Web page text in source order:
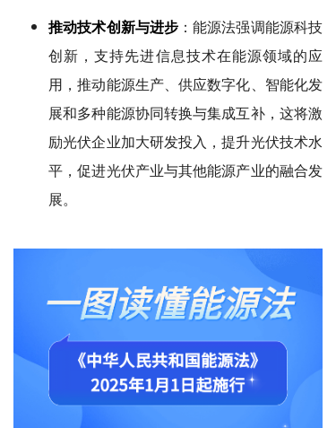
推动技术创新与进步 ：能源法强调能源科技
创新，支持先进信息技术在能源领域的应
用，推动能源生产、供应数字化、智能化发
展和多种能源协同转换与集成互补，这将激
励光伏企业加大研发投入，提升光伏技术水
平，促进光伏产业与其他能源产业的融合发
展。